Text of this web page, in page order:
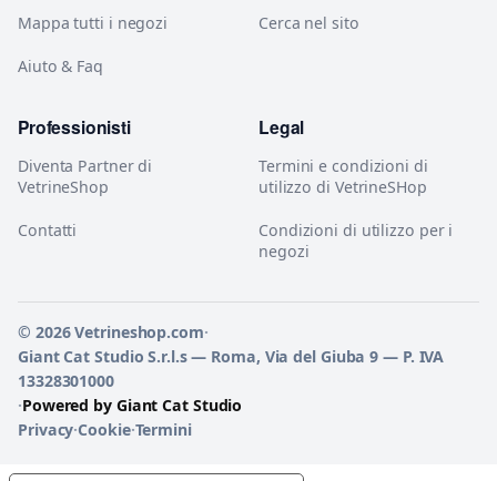
Mappa tutti i negozi
Aiuto & Faq
Cerca nel sito
Professionisti
Diventa Partner di
VetrineShop
Contatti
Legal
Termini e condizioni di
utilizzo di VetrineSHop
Condizioni di utilizzo per i
negozi
© 2026 Vetrineshop.com·
Giant Cat Studio S.r.l.s — Roma, Via del Giuba 9 — P. IVA
13328301000
·Powered by Giant Cat Studio
Privacy·Cookie·Termini